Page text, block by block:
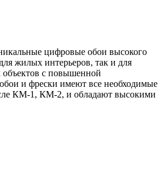
цифровые обои высокого
жилых интерьеров, так и для
с повышенной
и фрески имеют все необходимые
КМ-1, КМ-2, и обладают высокими